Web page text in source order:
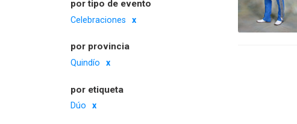
por tipo de evento
Celebraciones
por provincia
Quindío
por etiqueta
Dúo